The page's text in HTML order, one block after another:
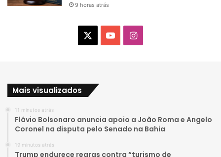
9 horas atrás
b
e
I
g
r
Mais visualizados
11 minutos atrás
Flávio Bolsonaro anuncia apoio a João Roma e Angelo
Coronel na disputa pelo Senado na Bahia
19 minutos atrás
Trump endurece regras contra “turismo de